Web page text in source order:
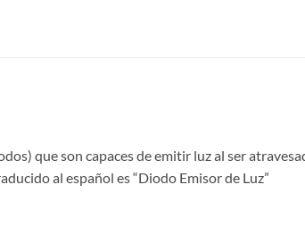
que son capaces de emitir luz al ser
al español es “Diodo Emisor de Luz”